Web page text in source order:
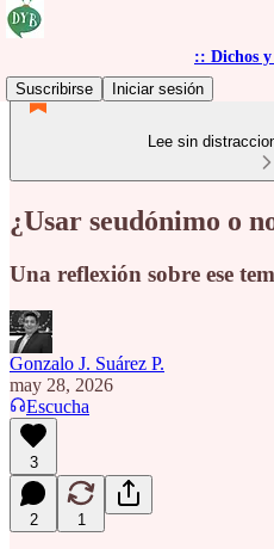
:: Dichos
Suscribirse
Iniciar sesión
Lee sin
¿Usar seudónimo o
Una reflexión sobre ese
Gonzalo J. Suárez P.
may 28, 2026
Escucha
3
2 1